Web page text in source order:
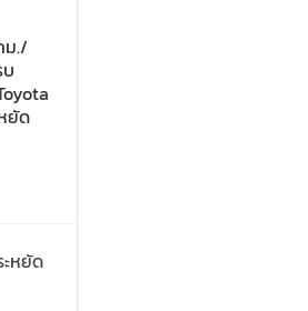
ม./
ยัด
หยัด